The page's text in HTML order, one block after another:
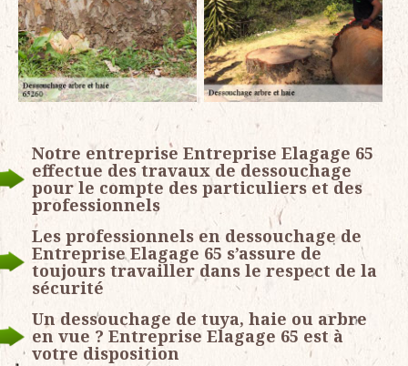
Notre entreprise Entreprise Elagage 65
effectue des travaux de dessouchage
pour le compte des particuliers et des
professionnels
Les professionnels en dessouchage de
Entreprise Elagage 65 s’assure de
toujours travailler dans le respect de la
sécurité
Un dessouchage de tuya, haie ou arbre
en vue ? Entreprise Elagage 65 est à
votre disposition